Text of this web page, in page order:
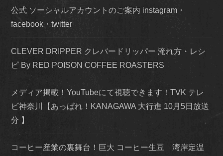
公式 ソーシャルアカウントのご案内 instagram・
facebook・twitter
CLEVER DRIPPER クレバードリッパー 淹れ方・レシ
ピ By RED POISON COFFEE ROASTERS
メディア掲載！YouTubeにて視聴できます！TVK テレ
ビ神奈川【あっぱれ！KANAGAWA 大行進 10月5日放送
分 】
コーヒー産業の裏舞台！巨大 コーヒー生豆 湾岸定温